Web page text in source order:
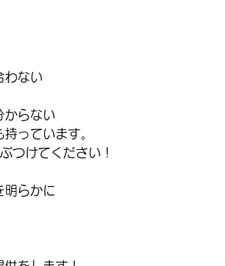
わない
からない
っています。
つけてください！
明らかに